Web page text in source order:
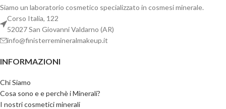
Siamo un laboratorio cosmetico specializzato in cosmesi minerale.
Corso Italia, 122
52027 San Giovanni Valdarno (AR)
info@finisterremineralmakeup.it
INFORMAZIONI
Chi Siamo
Cosa sono e e perchè i Minerali?
I nostri cosmetici minerali